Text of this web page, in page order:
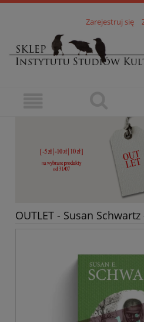
Zarejestruj się
OUTLET - Susan